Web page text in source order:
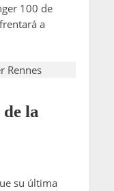
100 de
a
la
su última